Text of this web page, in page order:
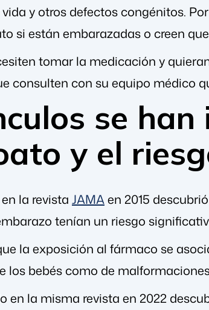
y otros defectos congénitos.
si están embarazadas o creen
tomar la medicación y
consulten con su equipo médico
se
y el
la revista JAMAen 2015
tenían un riesgo
la exposición al fármaco se
los bebés como de
en la misma revista en 2022